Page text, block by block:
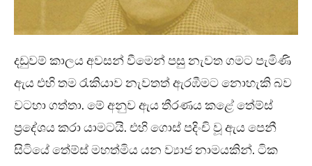
දඩුවම් කාලය අවසන් වීමෙන් පසු නැවත ගමට පැමිණි
ඇය එහි තම රැකියාව නැවතත් ඇරඹීමට නොහැකි බව
වටහා ගත්තා. මේ අනුව ඇය තීරණය කළේ තේම්ස්
ප්‍රදේශය කරා යාමටයි. එහි ගොස් පදිංචි වූ ඇය පෙනී
සිටියේ තේම්ස් මහත්මිය යන ව්‍යාජ නාමයකින්. ටික